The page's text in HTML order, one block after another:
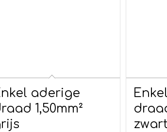
aderige
1,50mm²
zwart